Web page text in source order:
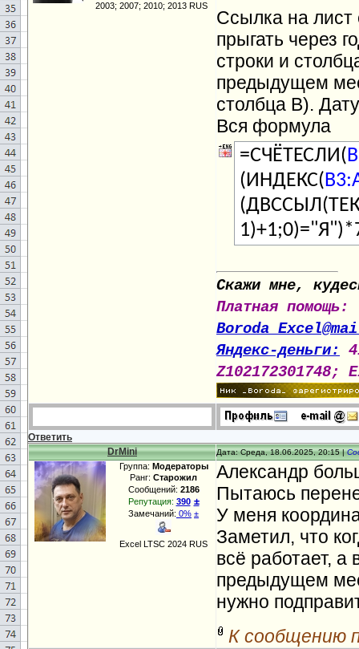
2003; 2007; 2010; 2013 RUS
Ссылка на
прыгать через
строки и
предыдущем
столбца В).
Вся формула
=СЧЁТЕСЛИ(
(ИНДЕКС(
Скажи мне,
Платная помощь:
Яндекс-деньги:
Z102172301748;
Ответить
DrMini
Дата: Среда, 18.06.2025, 20:15 |
Группа: Модераторы
Ранг: Старожил
Сообщений: 2186
Репутация: 390 ±
Замечаний: 0% ±
Excel LTSC 2024 RUS
Александр
Пытаюсь
У меня
Заметил, что
всё работает, а
предыдущем
нужно
К сообщению